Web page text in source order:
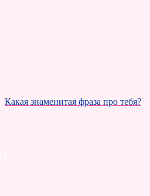
Какая знаменитая фраза про тебя?